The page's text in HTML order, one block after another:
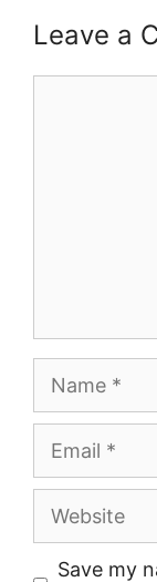
Leave a
Website
Save my